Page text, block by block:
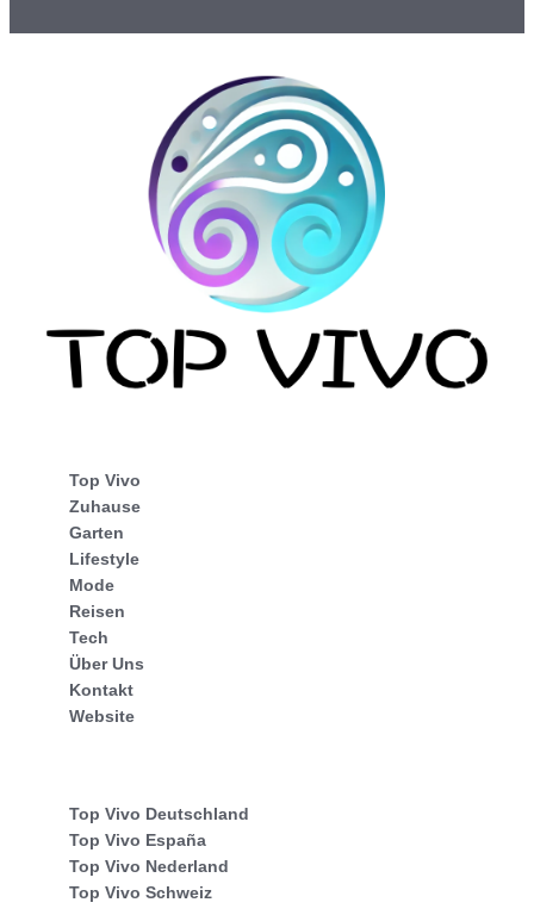
Top Vivo
Zuhause
Garten
Lifestyle
Mode
Reisen
Tech
Über Uns
Kontakt
Website
Top Vivo Deutschland
Top Vivo España
Top Vivo Nederland
Top Vivo Schweiz